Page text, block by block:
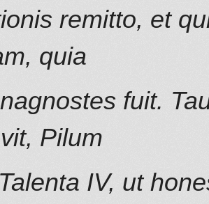
remitto, et
quia
fuit.
Pilum
IV, ut